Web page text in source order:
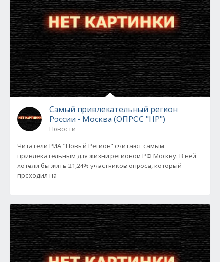
Самый привлекательный регион
России - Москва (ОПРОС "НР")
Новости
Читатели РИА "Новый Регион" считают самым
привлекательным для жизни регионом РФ Москву. В ней
хотели бы жить 21,24% участников опроса, который
проходил на